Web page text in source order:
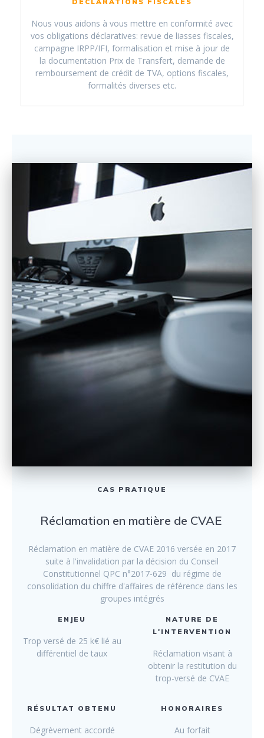
Nous vous aidons à vous mettre en conformité avec
vos obligations déclaratives: revue de liasses fiscales,
campagne IRPP/IFI, formalisation et mise à jour de
la documentation Prix de Transfert, demande de
remboursement de crédit de TVA, options fiscales,
formalités diverses etc.
CAS PRATIQUE
Réclamation en matière de CVAE
Réclamation en matière de CVAE 2016 versée en 2017
suite à l'invalidation par la décision du Conseil
Constitutionnel QPC n°2017-629 du régime de
consolidation du chiffre d'affaires de référence dans les
groupes intégrés
ENJEU
Trop versé de 25 k€ lié au
différentiel de taux
NATURE DE
L'INTERVENTION
Réclamation visant à
obtenir la restitution du
trop-versé de CVAE
RÉSULTAT OBTENU
Dégrèvement accordé
HONORAIRES
Au forfait